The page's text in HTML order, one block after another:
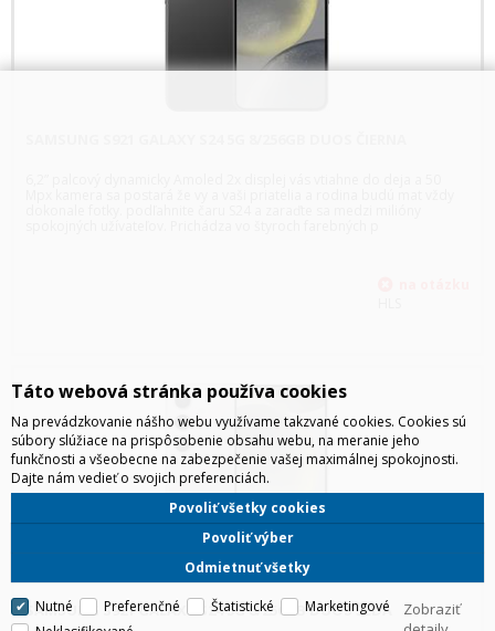
SAMSUNG S921 GALAXY S24 5G 8/256GB DUOS ŠEDÁ
Táto webová stránka používa cookies
Na prevádzkovanie nášho webu využívame takzvané cookies. Cookies sú
súbory slúžiace na prispôsobenie obsahu webu, na meranie jeho
funkčnosti a všeobecne na zabezpečenie vašej maximálnej spokojnosti.
Dajte nám vedieť o svojich preferenciách.
Odmietnuť všetky
Povoliť výber
Povoliť všetky cookies
Nutné Preferenčné Štatistické
Marketingové
Zobraziť